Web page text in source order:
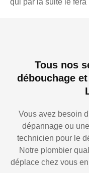
Tous nos
débouchage
Vous avez besoin
dépannage ou
technicien pour le
Notre plombier
déplace chez vous